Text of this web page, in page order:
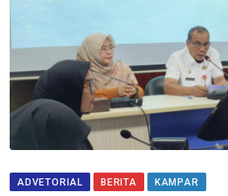
ADVETORIAL BERITA KAMPAR